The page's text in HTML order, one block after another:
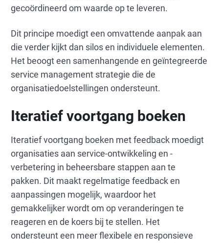
gecoördineerd om waarde op te leveren.
Dit principe moedigt een omvattende aanpak aan
die verder kijkt dan silos en individuele elementen.
Het beoogt een samenhangende en geïntegreerde
service management strategie die de
organisatiedoelstellingen ondersteunt.
Iteratief voortgang boeken
Iteratief voortgang boeken met feedback moedigt
organisaties aan service-ontwikkeling en -
verbetering in beheersbare stappen aan te
pakken. Dit maakt regelmatige feedback en
aanpassingen mogelijk, waardoor het
gemakkelijker wordt om op veranderingen te
reageren en de koers bij te stellen. Het
ondersteunt een meer flexibele en responsieve